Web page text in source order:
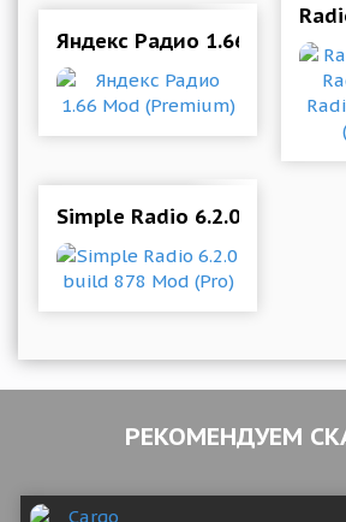
Яндекс Радио 1.66 Mod
Simple Radio 6.2.0 build 878
РЕКОМЕНДУЕМ